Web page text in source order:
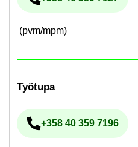
Pu­he­lin­nu­me­ro
(pvm/mpm)
Työ­tu­pa
Pu­he­lin­nu­me­ro
+358 40 359 7196